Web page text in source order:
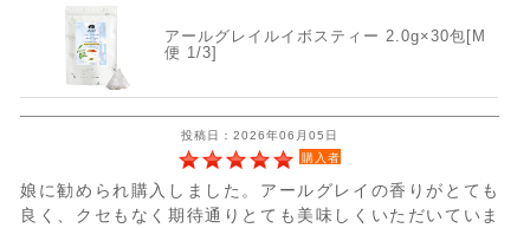
アールグレイルイボスティー 2.0g×30包[M
便 1/3]
投稿日：2026年06月05日
購入者
娘に勧められ購入しました。アールグレイの香りがとても
良く、クセもなく期待通りとても美味しくいただいていま